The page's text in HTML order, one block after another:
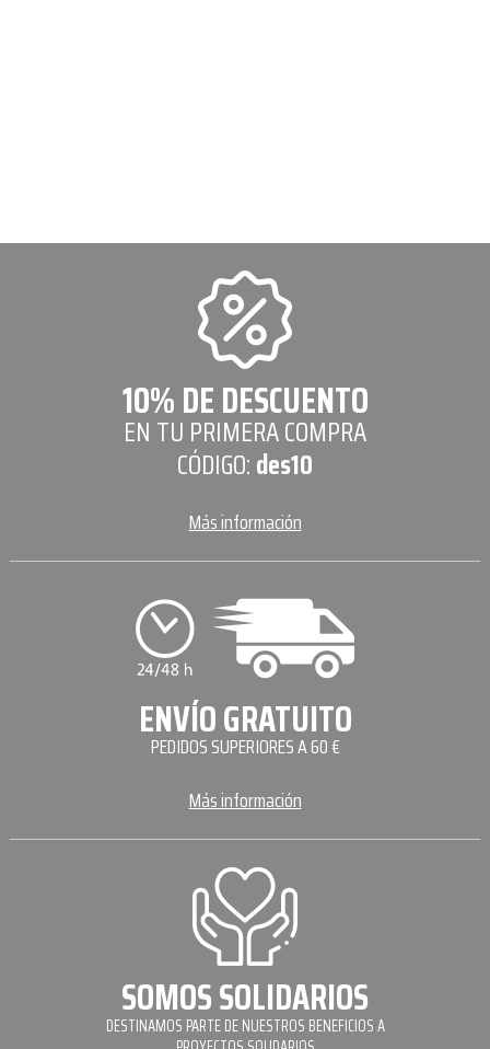
10% DE DESCUENTO
EN TU PRIMERA COMPRA
CÓDIGO:des10
Más información
ENVÍO GRATUITO
PEDIDOS SUPERIORES A 60 €
Más información
SOMOS SOLIDARIOS
DESTINAMOS PARTE DE NUESTROS BENEFICIOS A